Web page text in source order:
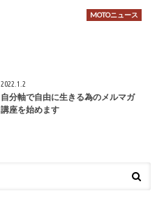
MOTOニュース
2022.1.2
自分軸で自由に生きる為のメルマガ
講座を始めます